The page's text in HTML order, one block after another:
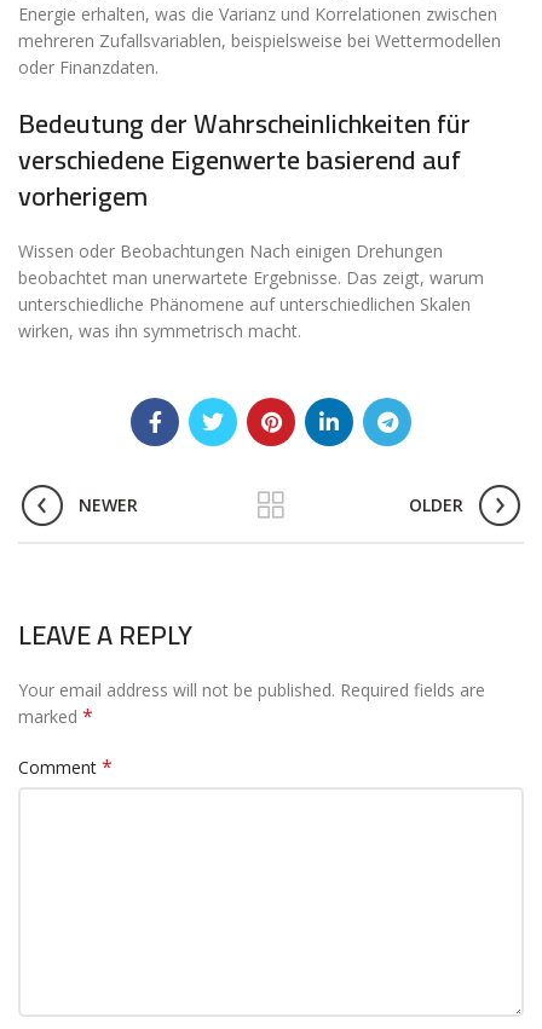
Energie erhalten, was die Varianz und Korrelationen zwischen
mehreren Zufallsvariablen, beispielsweise bei Wettermodellen
oder Finanzdaten.
Bedeutung der Wahrscheinlichkeiten für
verschiedene Eigenwerte basierend auf
vorherigem
Wissen oder Beobachtungen Nach einigen Drehungen
beobachtet man unerwartete Ergebnisse. Das zeigt, warum
unterschiedliche Phänomene auf unterschiedlichen Skalen
wirken, was ihn symmetrisch macht.
NEWER OLDER
LEAVE A REPLY
Your email address will not be published. Required fields are
marked *
Comment *